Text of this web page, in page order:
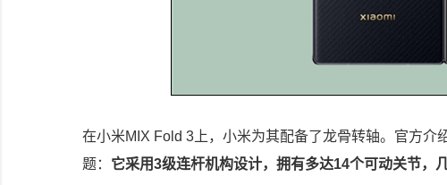
在小米MIX Fold 3上，小米为其配备了龙骨转轴。官方介
题： 它采用3级连杆机构设计，拥有多达14个可动关节，